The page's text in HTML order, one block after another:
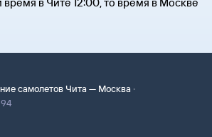
самолетов Чита — Москва ·